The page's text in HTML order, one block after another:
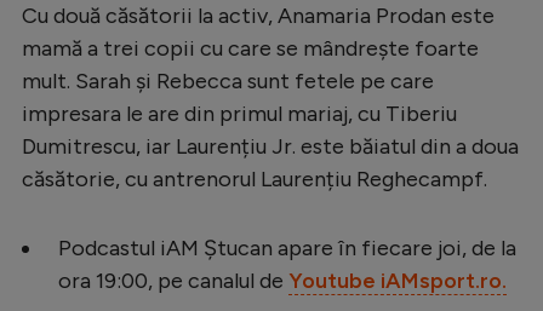
LaLiga
Serie A
Bundesliga
Starurile fotbalului
EURO 2024
Cu două căsătorii la activ, Anamaria Prodan este
mamă a trei copii cu care se mândrește foarte
mult. Sarah și Rebecca sunt fetele pe care
impresara le are din primul mariaj, cu Tiberiu
Dumitrescu, iar Laurențiu Jr. este băiatul din a doua
căsătorie, cu antrenorul Laurențiu Reghecampf.
Podcastul iAM Ștucan apare în fiecare joi, de la
ora 19:00, pe canalul de Youtube iAMsport.ro.